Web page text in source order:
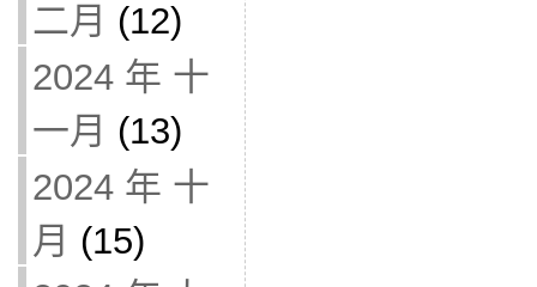
二月 (12)
2024 年 十
一月 (13)
2024 年 十
月 (15)